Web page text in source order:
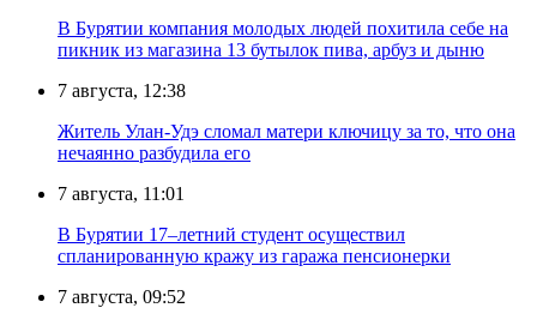
В Бурятии компания молодых людей похитила себе на
пикник из магазина 13 бутылок пива, арбуз и дыню
7 августа, 12:38
Житель Улан-Удэ сломал матери ключицу за то, что она
нечаянно разбудила его
7 августа, 11:01
В Бурятии 17–летний студент осуществил
спланированную кражу из гаража пенсионерки
7 августа, 09:52